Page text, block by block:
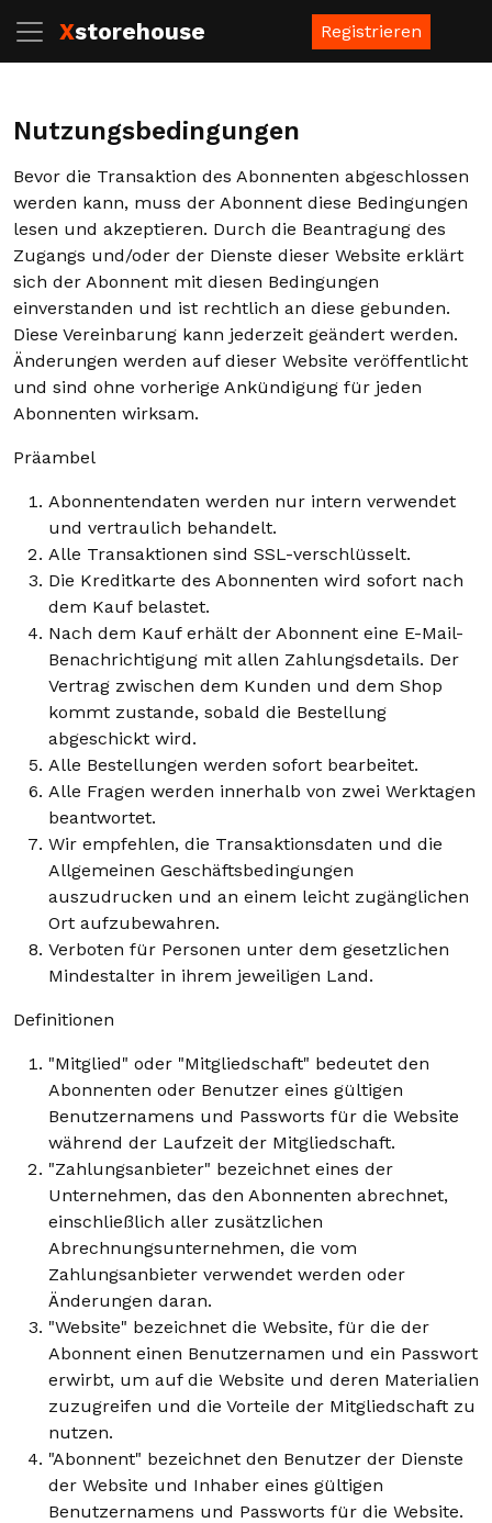
Xstorehouse Registrieren
Nutzungsbedingungen
Bevor die Transaktion des Abonnenten abgeschlossen
werden kann, muss der Abonnent diese Bedingungen
lesen und akzeptieren. Durch die Beantragung des
Zugangs und/oder der Dienste dieser Website erklärt
sich der Abonnent mit diesen Bedingungen
einverstanden und ist rechtlich an diese gebunden.
Diese Vereinbarung kann jederzeit geändert werden.
Änderungen werden auf dieser Website veröffentlicht
und sind ohne vorherige Ankündigung für jeden
Abonnenten wirksam.
Präambel
Abonnentendaten werden nur intern verwendet
und vertraulich behandelt.
Alle Transaktionen sind SSL-verschlüsselt.
Die Kreditkarte des Abonnenten wird sofort nach
dem Kauf belastet.
Nach dem Kauf erhält der Abonnent eine E-Mail-
Benachrichtigung mit allen Zahlungsdetails. Der
Vertrag zwischen dem Kunden und dem Shop
kommt zustande, sobald die Bestellung
abgeschickt wird.
Alle Bestellungen werden sofort bearbeitet.
Alle Fragen werden innerhalb von zwei Werktagen
beantwortet.
Wir empfehlen, die Transaktionsdaten und die
Allgemeinen Geschäftsbedingungen
auszudrucken und an einem leicht zugänglichen
Ort aufzubewahren.
Verboten für Personen unter dem gesetzlichen
Mindestalter in ihrem jeweiligen Land.
Definitionen
"Mitglied" oder "Mitgliedschaft" bedeutet den
Abonnenten oder Benutzer eines gültigen
Benutzernamens und Passworts für die Website
während der Laufzeit der Mitgliedschaft.
"Zahlungsanbieter" bezeichnet eines der
Unternehmen, das den Abonnenten abrechnet,
einschließlich aller zusätzlichen
Abrechnungsunternehmen, die vom
Zahlungsanbieter verwendet werden oder
Änderungen daran.
"Website" bezeichnet die Website, für die der
Abonnent einen Benutzernamen und ein Passwort
erwirbt, um auf die Website und deren Materialien
zuzugreifen und die Vorteile der Mitgliedschaft zu
nutzen.
"Abonnent" bezeichnet den Benutzer der Dienste
der Website und Inhaber eines gültigen
Benutzernamens und Passworts für die Website.